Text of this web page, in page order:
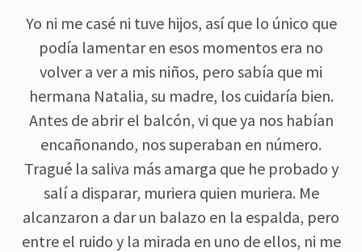
Yo ni me casé ni tuve hijos, así que lo único que
podía lamentar en esos momentos era no
volver a ver a mis niños, pero sabía que mi
hermana Natalia, su madre, los cuidaría bien.
Antes de abrir el balcón, vi que ya nos habían
encañonando, nos superaban en número.
Tragué la saliva más amarga que he probado y
salí a disparar, muriera quien muriera. Me
alcanzaron a dar un balazo en la espalda, pero
entre el ruido y la mirada en uno de ellos, ni me